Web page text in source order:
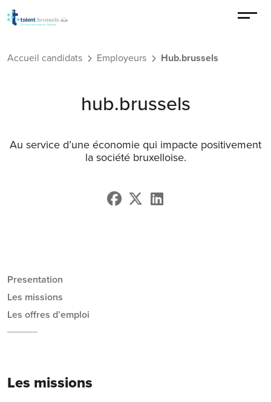
Aller au contenu principal
Accueil candidats Employeurs Hub.brussels
hub.brussels
Au service d’une économie qui impacte positivement
la société bruxelloise.
Presentation
Les missions
Les offres d’emploi
Les missions